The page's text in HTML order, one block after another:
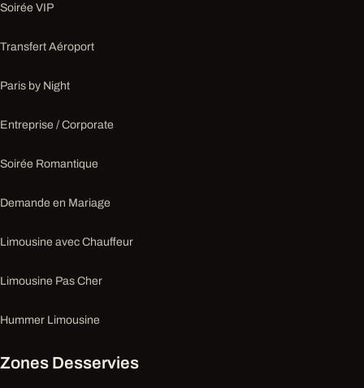
Soirée VIP
Transfert Aéroport
Paris by Night
Entreprise / Corporate
Soirée Romantique
Demande en Mariage
Limousine avec Chauffeur
Limousine Pas Cher
Hummer Limousine
Zones Desservies